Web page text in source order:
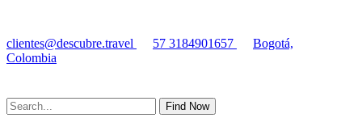
clientes@descubre.travel 57 3184901657
Bogotá,
Colombia
Find Now